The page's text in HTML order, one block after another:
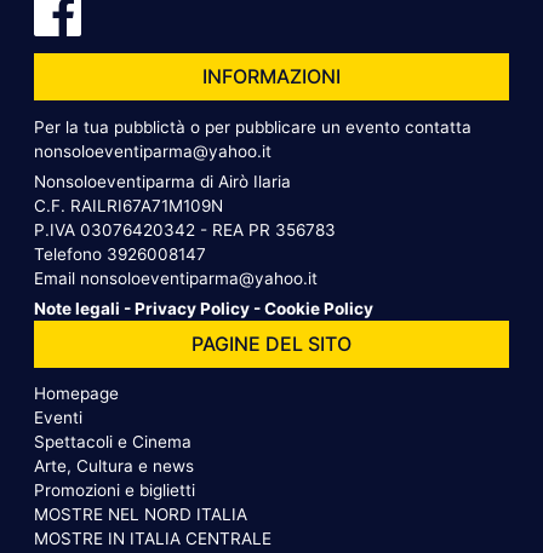
INFORMAZIONI
Per la tua pubblictà o per pubblicare un evento contatta
nonsoloeventiparma@yahoo.it
Nonsoloeventiparma di Airò Ilaria
C.F. RAILRI67A71M109N
P.IVA 03076420342 - REA PR 356783
Telefono 3926008147
Email nonsoloeventiparma@yahoo.it
Note legali -Privacy Policy -Cookie Policy
PAGINE DEL SITO
Homepage
Eventi
Spettacoli e Cinema
Arte, Cultura e news
Promozioni e biglietti
MOSTRE NEL NORD ITALIA
MOSTRE IN ITALIA CENTRALE